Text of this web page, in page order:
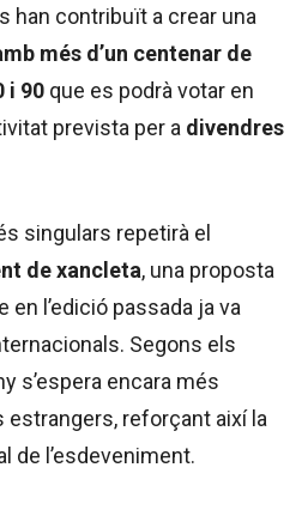
han contribuït a crear una
més d’un centenar de
i 90 que es podrà votar en
prevista per a divendres
singulars repetirà el
de xancleta, una proposta
l’edició passada ja va
Segons els
s’espera encara més
reforçant així la
de l’esdeveniment.